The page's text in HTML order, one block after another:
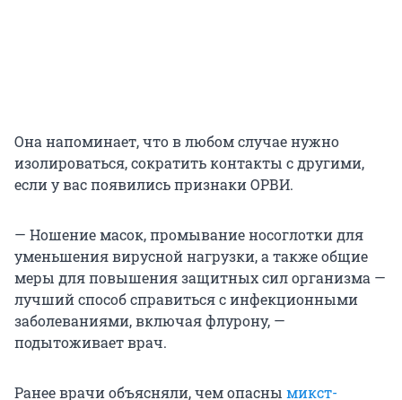
Она напоминает, что в любом случае нужно
изолироваться, сократить контакты с другими,
если у вас появились признаки ОРВИ.
— Ношение масок, промывание носоглотки для
уменьшения вирусной нагрузки, а также общие
меры для повышения защитных сил организма —
лучший способ справиться с инфекционными
заболеваниями, включая флурону, —
подытоживает врач.
Ранее врачи объясняли, чем опасны микст-